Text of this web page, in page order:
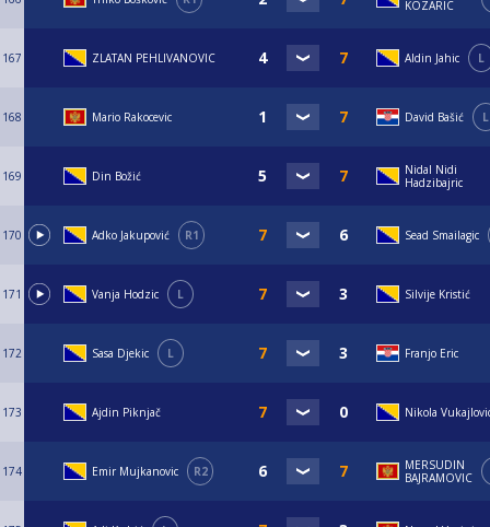
KOZARIC
167 ZLATAN PEHLIVANOVIC Aldin Jahic L
168 Mario Rakocevic David Bašić L
169 Din Božić
Nidal Nidi
Hadzibajric
170 Adko Jakupović R1 Sead Smailagic
171 Vanja Hodzic L Silvije Kristić
172 Sasa Djekic L Franjo Eric
173 Ajdin Piknjač Nikola
174 Emir Mujkanovic R2
MERSUDIN
BAJRAMOVIC